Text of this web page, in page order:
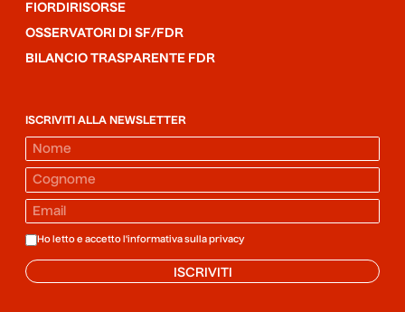
FIORDIRISORSE
OSSERVATORI DI SF/FDR
BILANCIO TRASPARENTE FDR
ISCRIVITI ALLA NEWSLETTER
Ho letto e accetto l'informativa sulla privacy
ISCRIVITI